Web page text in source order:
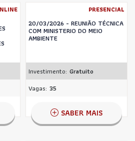
PRESENCIAL
20/03/2026 - REUNIÃO TÉCNICA
COM MINISTERIO DO MEIO
AMBIENTE
Investimento: Gratuito
Vagas: 35
SABER MAIS